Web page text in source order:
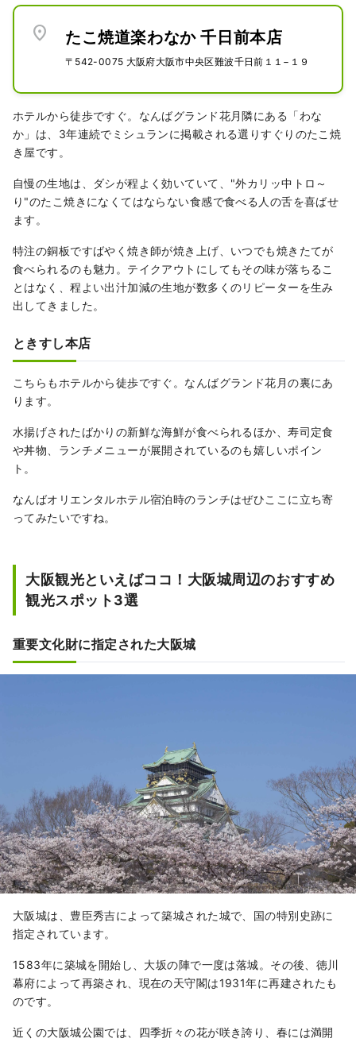
location_on たこ焼道楽わなか 千日前本店
〒542-0075 大阪府大阪市中央区難波千日前１１−１９
ホテルから徒歩ですぐ。なんばグランド花月隣にある「わな
か」は、3年連続でミシュランに掲載される選りすぐりのたこ焼
き屋です。
自慢の生地は、ダシが程よく効いていて、"外カリッ中トロ～
り"のたこ焼きになくてはならない食感で食べる人の舌を喜ばせ
ます。
特注の銅板ですばやく焼き師が焼き上げ、いつでも焼きたてが
食べられるのも魅力。テイクアウトにしてもその味が落ちるこ
とはなく、程よい出汁加減の生地が数多くのリピーターを生み
出してきました。
ときすし本店
こちらもホテルから徒歩ですぐ。なんばグランド花月の裏にあ
ります。
水揚げされたばかりの新鮮な海鮮が食べられるほか、寿司定食
や丼物、ランチメニューが展開されているのも嬉しいポイン
ト。
なんばオリエンタルホテル宿泊時のランチはぜひここに立ち寄
ってみたいですね。
大阪観光といえばココ！大阪城周辺のおすすめ
観光スポット3選
重要文化財に指定された大阪城
大阪城は、豊臣秀吉によって築城された城で、国の特別史跡に
指定されています。
1583年に築城を開始し、大坂の陣で一度は落城。その後、徳川
幕府によって再築され、現在の天守閣は1931年に再建されたも
のです。
近くの大阪城公園では、四季折々の花が咲き誇り、春には満開